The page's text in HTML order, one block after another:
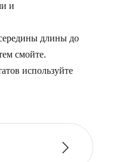
и
длины до
смойте.
используйте